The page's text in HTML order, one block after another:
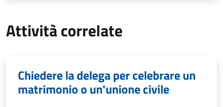
Attività correlate
Chiedere la delega per celebrare un
matrimonio o un'unione civile